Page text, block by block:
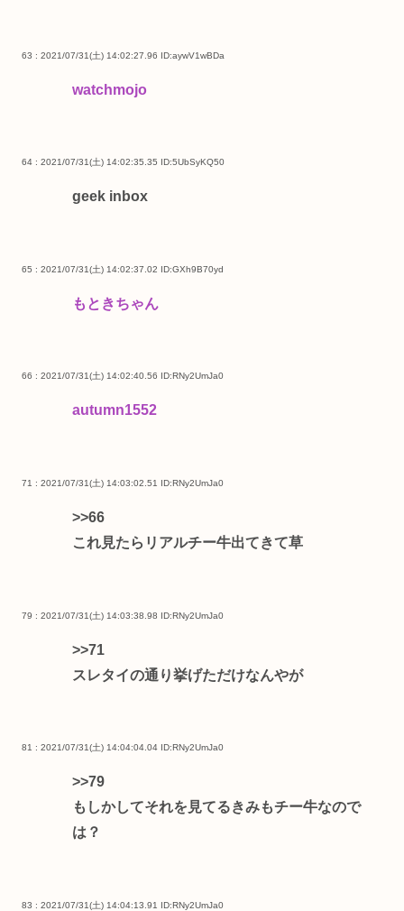
63 : 2021/07/31(土) 14:02:27.96 ID:aywV1wBDa
watchmojo
64 : 2021/07/31(土) 14:02:35.35 ID:5UbSyKQ50
geek inbox
65 : 2021/07/31(土) 14:02:37.02 ID:GXh9B70yd
もときちゃん
66 : 2021/07/31(土) 14:02:40.56 ID:RNy2UmJa0
autumn1552
71 : 2021/07/31(土) 14:03:02.51 ID:RNy2UmJa0
>>66
これ見たらリアルチー牛出てきて草
79 : 2021/07/31(土) 14:03:38.98 ID:RNy2UmJa0
>>71
スレタイの通り挙げただけなんやが
81 : 2021/07/31(土) 14:04:04.04 ID:RNy2UmJa0
>>79
もしかしてそれを見てるきみもチー牛なので
は？
83 : 2021/07/31(土) 14:04:13.91 ID:RNy2UmJa0